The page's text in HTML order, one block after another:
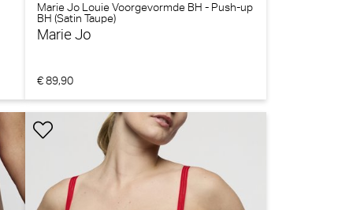
Marie Jo Louie Voorgevormde BH - Push-up
BH (Satin Taupe)
Marie Jo
€ 89,90